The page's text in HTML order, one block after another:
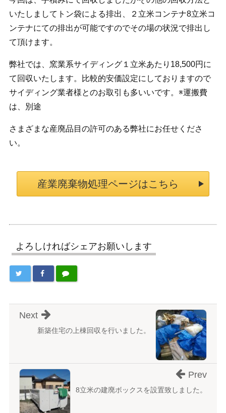
いたしましてトン袋による排出、２立米コンテナ8立米コ
ンテナにての排出が可能ですのでその場の状況で排出し
て頂けます。
弊社では、窯業系サイディング１立米あたり18,500円に
て回収いたします。比較的安価設定にしておりますので
サイディング業者様とのお取引も多いいです。※運搬費
は、別途
さまざまな産廃品目の許可のある弊社にお任せくださ
い。
産業廃棄物処理ページはこちら
よろしければシェアお願いします
新築住宅の上棟回収を行いました。
Next
8立米の建廃ボックスを設置致しました。
Prev